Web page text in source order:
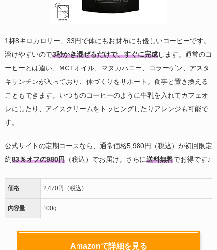
1杯8キロカロリー、33円で体にもお財布にも優しいコーヒーです。
溶けやすいので3秒かき混ぜるだけで、すぐに完成します。通常のコ
ーヒーとは違い、MCTオイル、マヌカハニー、コラーゲン、アスタ
キサンチンが入っており、体づくりをサポート。食事と置き換える
こともできます。いつものコーヒーのように牛乳を入れてカフェオ
レにしたり、アイスクリームをトッピングしたりアレンジも可能で
す。
公式サイトの定期コースなら、通常価格5,980円（税込）が初回限定
約83％オフの980円 （税込）でお届け。さらに送料無料でお得です♪
価格 2,470円（税込）
内容量 100g
Amazonで詳細を見る